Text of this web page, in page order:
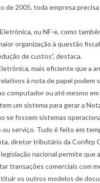
de 2005, toda empresa
ou NF-e, como
organização à questão
de custos”, destaca.
mais eficiente que a
à nota de papel podem
computador ou até mesmo
um sistema para gerar a
se fossem sistemas
serviço. Tudo é feito em
diretor tributário da Confirp
nacional permite que
transações comerciais com
os outros modelos de